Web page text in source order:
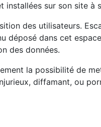
installées sur son site à
des utilisateurs.
déposé dans cet
des données.
la possibilité de
diffamant, ou